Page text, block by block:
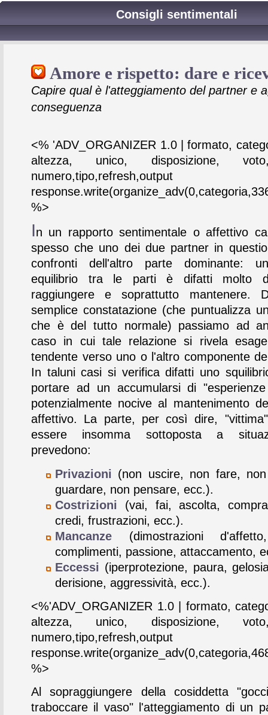
Consigli sentimentali
Amore e rispetto: dare e
Capire qual è l'atteggiamento del partner e
conseguenza
<% 'ADV_ORGANIZER 1.0 | formato,
altezza, unico, disposizione,
numero,tipo,refresh,output
%>
In un rapporto sentimentale o affettivo
spesso che uno dei due partner in
confronti dell'altro parte dominante:
equilibrio tra le parti è difatti molto
raggiungere e soprattutto mantenere.
semplice constatazione (che puntualizza
che è del tutto normale) passiamo ad
caso in cui tale relazione si rivela
tendente verso uno o l'altro componente
In taluni casi si verifica difatti uno
portare ad un accumularsi di
potenzialmente nocive al mantenimento
affettivo. La parte, per così dire,
essere insomma sottoposta a
prevedono:
Privazioni (non uscire, non fare,
guardare, non pensare, ecc.).
Costrizioni (vai, fai, ascolta,
credi, frustrazioni, ecc.).
Mancanze (dimostrazioni
complimenti, passione, attaccamento,
Eccessi (iperprotezione, paura,
derisione, aggressività, ecc.).
<%'ADV_ORGANIZER 1.0 | formato,
altezza, unico, disposizione,
numero,tipo,refresh,output
%>
Al sopraggiungere della cosiddetta
traboccare il vaso" l'atteggiamento di un